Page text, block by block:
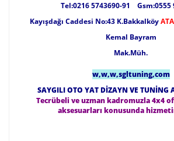
Tel:0216 5743690-91 Gsm:0555
Kayışdağı Caddesi No:43 K.Bakkalköy
Kemal Bayram
Mak.Müh.
w,w,w,sgltuning,com
SAYGILI OTO YAT DİZAYN VE TUNİNG
Tecrübeli ve uzman kadromuzla 4x4
aksesuarları konusunda